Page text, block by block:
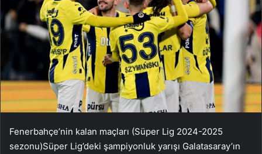
Fenerbahçe’nin kalan maçları (Süper Lig 2024-2025
sezonu)Süper Lig’deki şampiyonluk yarışı Galatasaray’ın